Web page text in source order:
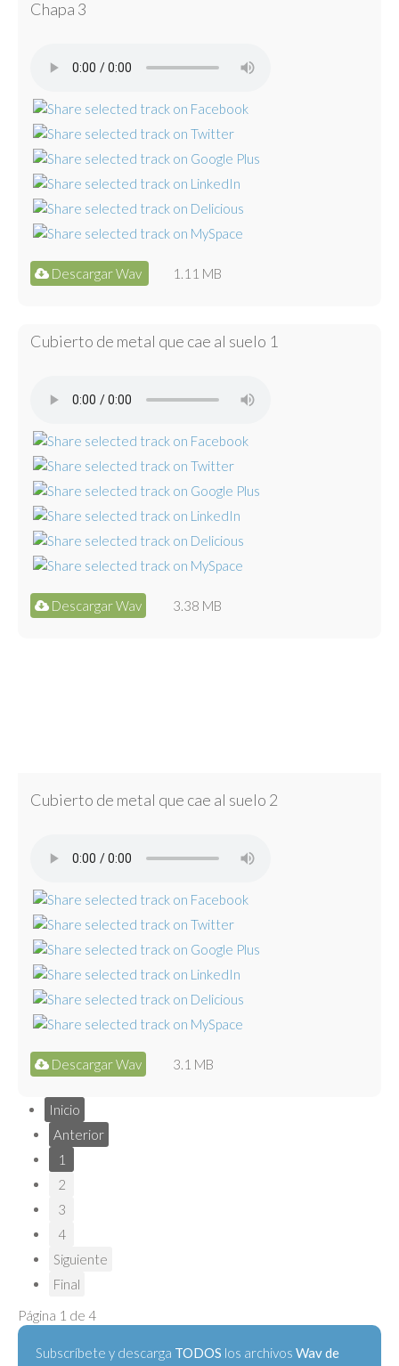
Chapa 3
Descargar Wav 1.11 MB
Cubierto de metal que cae al suelo 1
Descargar Wav 3.38 MB
Cubierto de metal que cae al suelo 2
Descargar Wav 3.1 MB
Inicio
Anterior
1
2
3
4
Siguiente
Final
Página 1 de 4
Subscríbete y descarga TODOS los archivos Wav de